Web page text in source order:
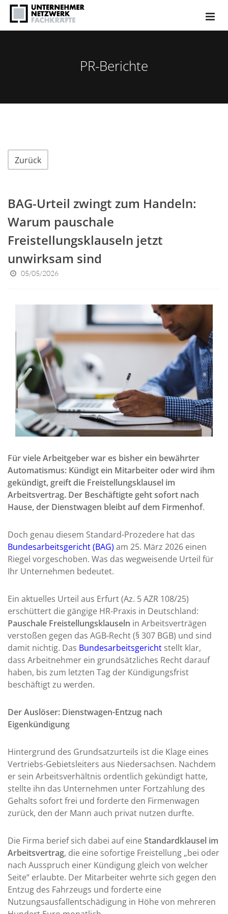
PR-Berichte
Zurück
BAG-Urteil zwingt zum Handeln:
Warum pauschale
Freistellungsklauseln jetzt
unwirksam sind
05/05/2026
Für viele Arbeitgeber war es bisher ein bewährter
Automatismus: Kündigt ein Mitarbeiter oder wird ihm
gekündigt, greift die Freistellungsklausel im
Arbeitsvertrag. Der Beschäftigte geht sofort nach
Hause, der Dienstwagen bleibt auf dem Firmenhof.
Doch genau diesem Standard-Prozedere hat das
Bundesarbeitsgericht (BAG) am 25. März 2026 einen
Riegel vorgeschoben. Was das wegweisende Urteil für
Ihr Unternehmen bedeutet.
Ein aktuelles Urteil aus Erfurt (Az. 5 AZR 108/25)
erschüttert die gängige HR-Praxis in Deutschland:
Pauschale Freistellungsklauseln in Arbeitsverträgen
verstoßen gegen das AGB-Recht (§ 307 BGB) und sind
damit nichtig. Das Bundesarbeitsgericht stellt klar,
dass Arbeitnehmer ein grundsätzliches Recht darauf
haben, bis zum letzten Tag der Kündigungsfrist
beschäftigt zu werden.
Der Auslöser: Dienstwagen-Entzug nach
Eigenkündigung
Hintergrund des Grundsatzurteils ist die Klage eines
Vertriebs-Gebietsleiters aus Niedersachsen. Nachdem
er sein Arbeitsverhältnis ordentlich gekündigt hatte,
stellte ihn das Unternehmen unter Fortzahlung des
Gehalts sofort frei und forderte den Firmenwagen
zurück, den der Mann auch privat nutzen durfte.
Die Firma berief sich dabei auf eineStandardklausel im
Arbeitsvertrag, die eine sofortige Freistellung „bei oder
nach Ausspruch einer Kündigung gleich von welcher
Seite“ erlaubte. Der Mitarbeiter wehrte sich gegen den
Entzug des Fahrzeugs und forderte eine
Nutzungsausfallentschädigung in Höhe von mehreren